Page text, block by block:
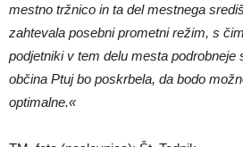
mestno tržnico in ta del mestnega
zahtevala posebni prometni režim, s
podjetniki v tem delu mesta podrobneje
občina Ptuj bo poskrbela, da bodo
optimalne.«